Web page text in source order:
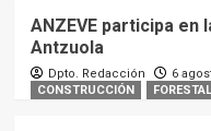
ANZEVE participa en
Antzuola
Dpto. Redacción 6
CONSTRUCCIÓN
FORESTAL